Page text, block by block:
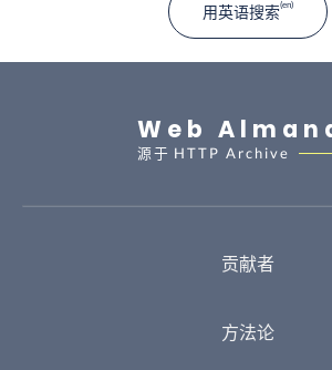
用英语搜索
Web
源于 HTTP Archive
贡献者
方法论